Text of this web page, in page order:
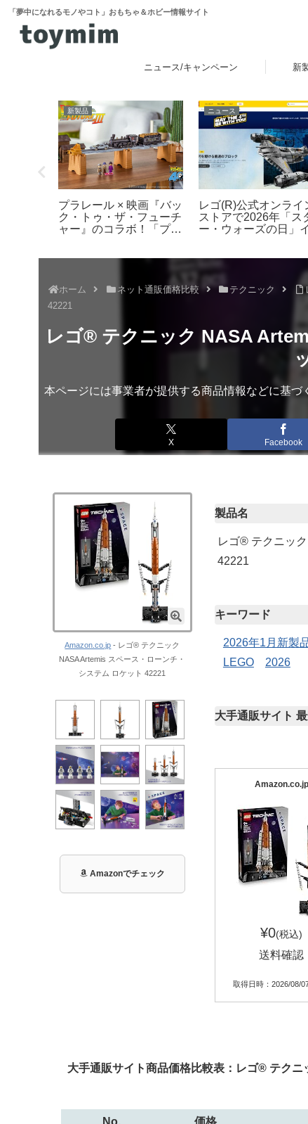
「夢中になれるモノやコト」おもちゃ＆ホビー情報サイト
ニュース/キャンペーン 新
新製品
プラレール × 映画『バッ
ク・トゥ・ザ・フューチ
ャー』のコラボ！「プラ
2025年10月新登場！
ニュース
レゴ(R)公式オンライ
ストアで2026年「ス
ー・ウォーズの日」
など 5月1日～6日
ホーム ネット通販価格比較 テクニック
42221
レゴ® テクニック NASA
本ページには事業者が提供する商品情報などに基づ
X Facebook
Amazon.co.jp - レゴ® テクニック
NASA Artemis スペース・ローンチ・
システム ロケット 42221
Amazonでチェック
製品名
レゴ® テクニッ
42221
キーワード
2026年1月新製
LEGO
2026
大手通販サイト
Amazon.co.jp
¥0(税込)
送料確認
取得日時：2026/08/
大手通販サイト商品価格比較表：レゴ® テク